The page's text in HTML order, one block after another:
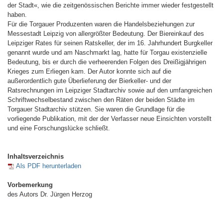
der Stadt«, wie die zeitgenössischen Berichte immer wieder festgestellt
haben.
Für die Torgauer Produzenten waren die Handelsbeziehungen zur
Messestadt Leipzig von allergrößter Bedeutung. Der Biereinkauf des
Leipziger Rates für seinen Ratskeller, der im 16. Jahrhundert Burgkeller
genannt wurde und am Naschmarkt lag, hatte für Torgau existenzielle
Bedeutung, bis er durch die verheerenden Folgen des Dreißigjährigen
Krieges zum Erliegen kam. Der Autor konnte sich auf die
außerordentlich gute Überlieferung der Bierkeller- und der
Ratsrechnungen im Leipziger Stadtarchiv sowie auf den umfangreichen
Schriftwechselbestand zwischen den Räten der beiden Städte im
Torgauer Stadtarchiv stützen. Sie waren die Grundlage für die
vorliegende Publikation, mit der der Verfasser neue Einsichten vorstellt
und eine Forschungslücke schließt.
Inhaltsverzeichnis
Als PDF herunterladen
Vorbemerkung
des Autors Dr. Jürgen Herzog